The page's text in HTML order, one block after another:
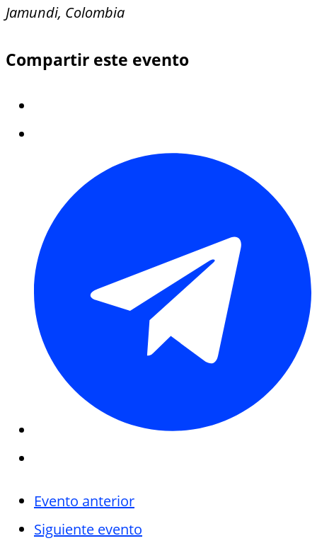
Jamundi, Colombia
Compartir este evento
Evento anterior
Siguiente evento